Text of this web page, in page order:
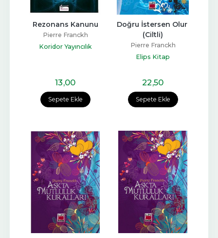
Sepete Ekle
Rezonans Kanunu
Pierre Franckh
Koridor Yayıncılık
13,00
Sepete Ekle
Doğru İstersen Olur
(Ciltli)
Pierre Franckh
Elips Kitap
22,50